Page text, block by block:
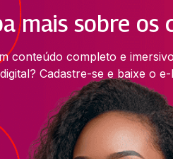
mais sobre os
conteúdo completo e
Cadastre-se e baixe o